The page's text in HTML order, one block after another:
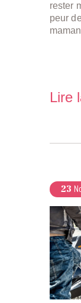
rester
peur
Lire
23